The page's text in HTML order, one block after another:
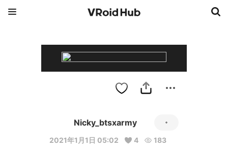
Nicky_btsxarmy
2021年1月1日 05:02 4 183